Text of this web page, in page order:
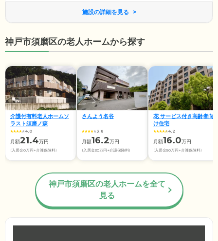
施設の詳細を見る
神戸市須磨区の老人ホームから探す
介護付有料老人ホームソ
ラスト須磨ノ森
4.0
月額21.4万円
(入居金0万円+介護保険料)
さんよう名谷
3.8
月額16.2万円
(入居金30万円+介護保険料)
花 サービス付き高齢者向
け住宅
4.2
月額16.0万円
(入居金50万円+介護保険料)
神戸市須磨区の老人ホームを全て
見る